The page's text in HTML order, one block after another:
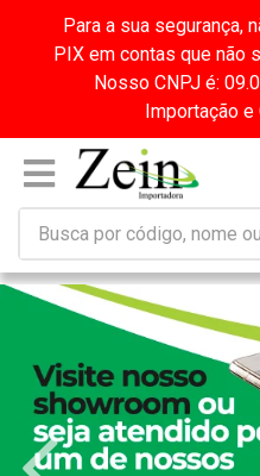
Para a sua segurança,
PIX em contas que não
Nosso CNPJ é:
Importação e